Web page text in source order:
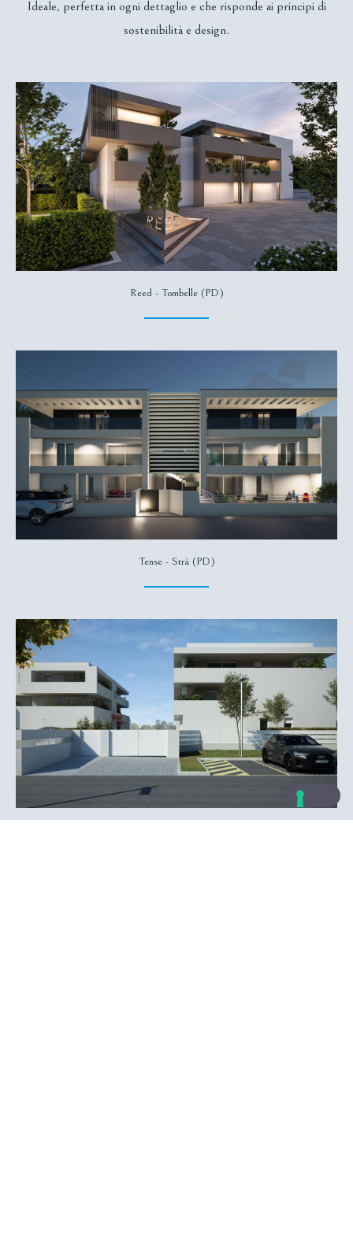
Ideale, perfetta in ogni dettaglio e che risponde ai principi di
sostenibilità e design.
Reed - Tombelle (PD)
Tense - Strà (PD)